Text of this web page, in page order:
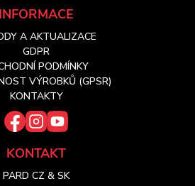
INFORMACE
A AKTUALIZACE
GDPR
PODMÍNKY
VÝROBKŮ (GPSR)
KONTAKTY
KONTAKT
PARD CZ & SK